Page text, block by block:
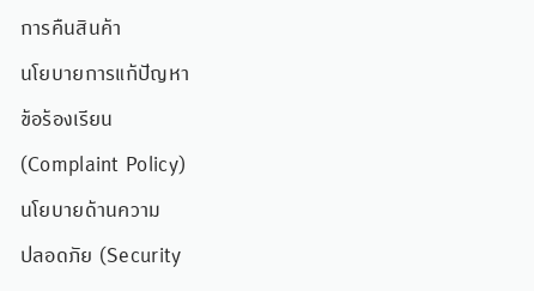
การคืนสินค้า
นโยบายการแก้ปัญหา
ข้อร้องเรียน
(Complaint Policy)
นโยบายด้านความ
ปลอดภัย (Security